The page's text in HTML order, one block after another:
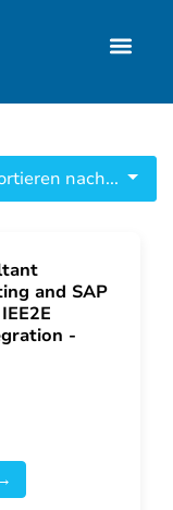
nach...
and SAP
-